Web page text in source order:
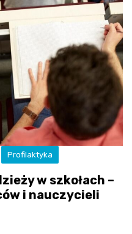
Profilaktyka
w szkołach –
i nauczycieli